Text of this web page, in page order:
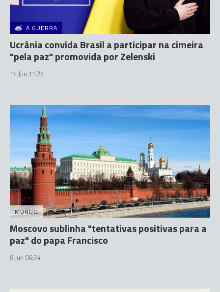
A GUERRA
Ucrânia convida Brasil a participar na cimeira
"pela paz" promovida por Zelenski
14 Jun 11:27
MUNDO
Moscovo sublinha "tentativas positivas para a
paz" do papa Francisco
8 Jun 06:34